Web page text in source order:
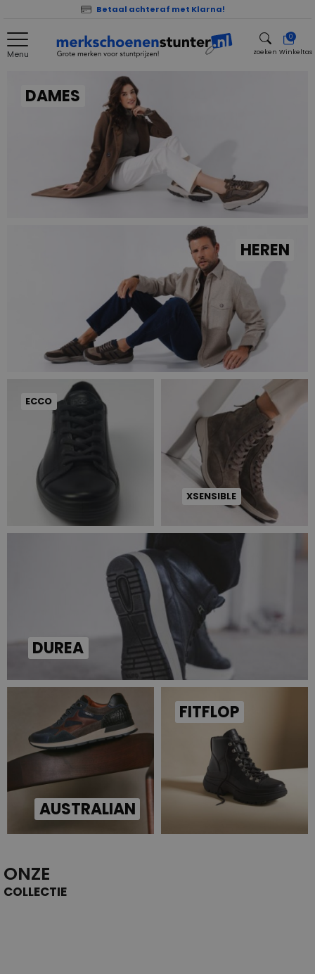
Betaal achteraf met Klarna!
Menu zoeken
0
Winkeltas
DAMES
HEREN
ECCO
XSENSIBLE
DUREA
AUSTRALIAN
FITFLOP
ONZE
COLLECTIE